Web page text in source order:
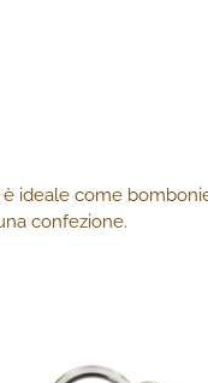
ideale come
confezione.